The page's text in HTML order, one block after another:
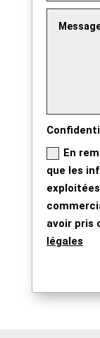
En
que les
avoir pris
légales